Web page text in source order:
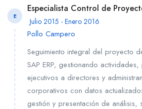
E
Especialista Control de
Julio 2015 - Enero 2016
Pollo Campero
Seguimiento integral del proyecto
SAP ERP, gestionando
ejecutivos a directores y
corporativos con datos
gestión y presentación de análisis,